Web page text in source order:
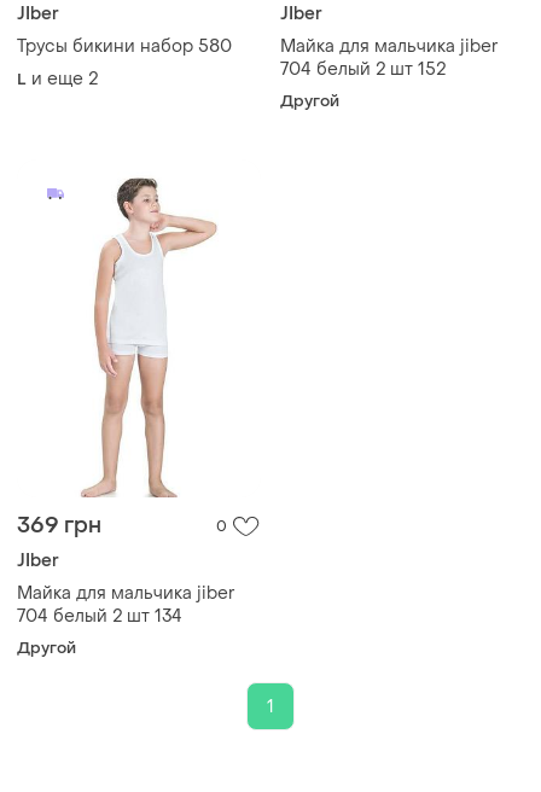
JIber
Трусы бикини набор 580
L и еще 2
JIber
Майка для мальчика jiber
704 белый 2 шт 152
Другой
369 грн 0
JIber
Майка для мальчика jiber
704 белый 2 шт 134
Другой
1